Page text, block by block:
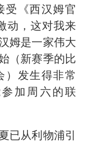
受《西汉姆官
动，这对我来
姆是一家伟大
（新赛季的比
）发生得非常
加周六的联
已从利物浦引